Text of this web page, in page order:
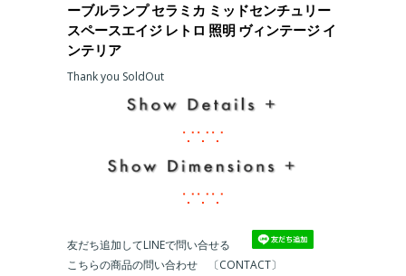
ーブルランプ セラミカ ミッドセンチュリー
スペースエイジ レトロ 照明 ヴィンテージ イ
ンテリア
Thank you SoldOut
∵∵∵
∵∵∵
友だち追加してLINEで問い合せる
こちらの商品の問い合わせ 〔CONTACT〕